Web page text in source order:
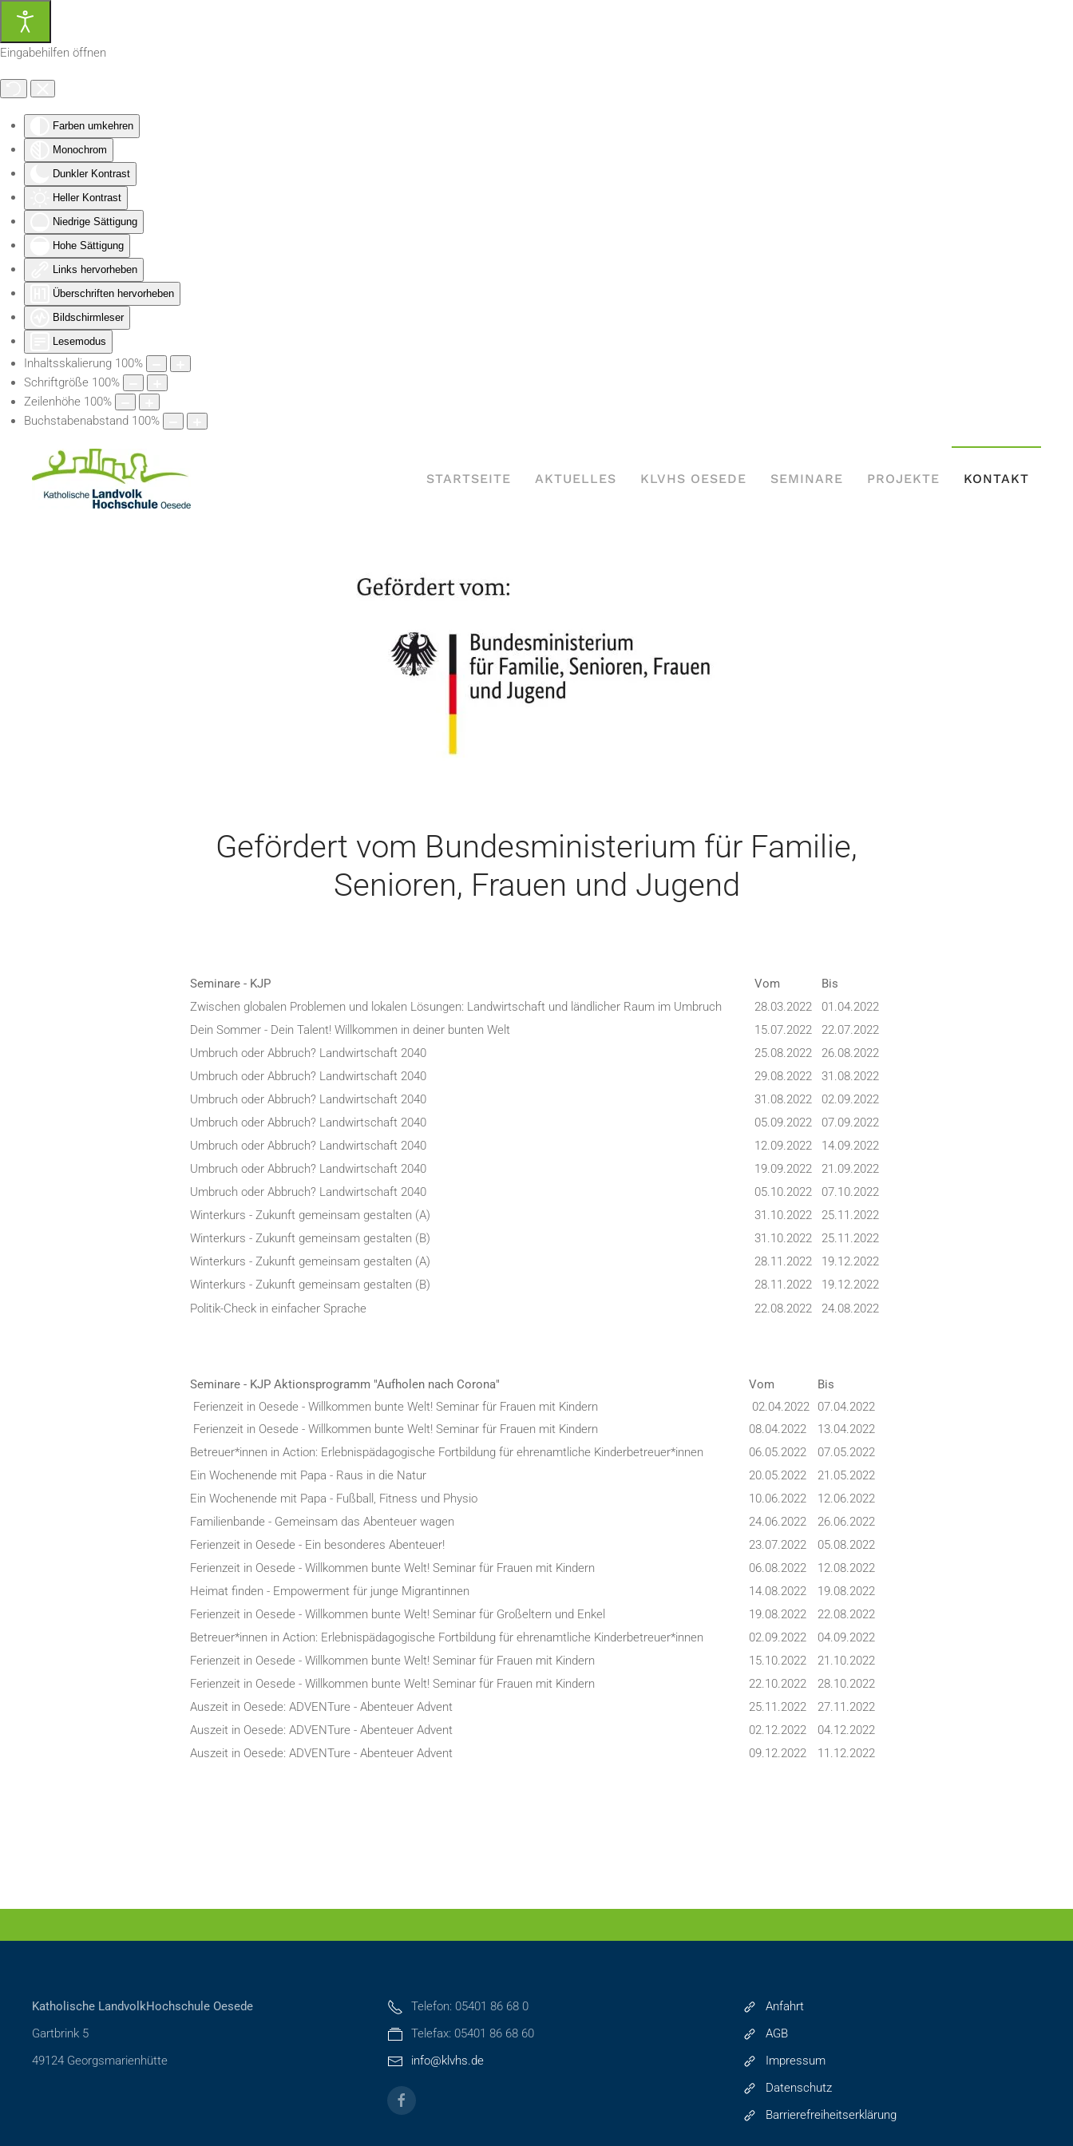
Eingabehilfen öffnen
Farben umkehren
Monochrom
Dunkler Kontrast
Heller Kontrast
Niedrige Sättigung
Hohe Sättigung
Links hervorheben
Überschriften hervorheben
Bildschirmleser
Lesemodus
Inhaltsskalierung 100%
Schriftgröße 100%
Zeilenhöhe 100%
Buchstabenabstand 100%
Zum Hauptinhalt springen
STARTSEITE AKTUELLES KLVHS OESEDE SEMINARE PROJEKTE KONTAKT
Gefördert vom Bundesministerium für Familie,
Senioren, Frauen und Jugend
Seminare - KJP Vom
Bis
Zwischen globalen Problemen und lokalen Lösungen: Landwirtschaft und ländlicher Raum im Umbruch
28.03.2022
01.04.2022
Dein Sommer - Dein Talent! Willkommen in deiner bunten Welt
15.07.2022
22.07.2022
Umbruch oder Abbruch? Landwirtschaft 2040
25.08.2022
26.08.2022
Umbruch oder Abbruch? Landwirtschaft 2040
29.08.2022
31.08.2022
Umbruch oder Abbruch? Landwirtschaft 2040
31.08.2022
02.09.2022
Umbruch oder Abbruch? Landwirtschaft 2040
05.09.2022
07.09.2022
Umbruch oder Abbruch? Landwirtschaft 2040
12.09.2022
14.09.2022
Umbruch oder Abbruch? Landwirtschaft 2040
19.09.2022
21.09.2022
Umbruch oder Abbruch? Landwirtschaft 2040
05.10.2022
07.10.2022
Winterkurs - Zukunft gemeinsam gestalten (A)
31.10.2022
25.11.2022
Winterkurs - Zukunft gemeinsam gestalten (B)
31.10.2022
25.11.2022
Winterkurs - Zukunft gemeinsam gestalten (A)
28.11.2022
19.12.2022
Winterkurs - Zukunft gemeinsam gestalten (B)
28.11.2022
19.12.2022
Politik-Check in einfacher Sprache
22.08.2022 24.08.2022
Seminare - KJP Aktionsprogramm "Aufholen nach Corona" Vom
Bis
Ferienzeit in Oesede - Willkommen bunte Welt! Seminar für Frauen mit Kindern
02.04.2022
07.04.2022
Ferienzeit in Oesede - Willkommen bunte Welt! Seminar für Frauen mit Kindern
08.04.2022
13.04.2022
Betreuer*innen in Action: Erlebnispädagogische Fortbildung für ehrenamtliche Kinderbetreuer*innen
06.05.2022
07.05.2022
Ein Wochenende mit Papa - Raus in die Natur
20.05.2022
21.05.2022
Ein Wochenende mit Papa - Fußball, Fitness und Physio
10.06.2022
12.06.2022
Familienbande - Gemeinsam das Abenteuer wagen
24.06.2022
26.06.2022
Ferienzeit in Oesede - Ein besonderes Abenteuer!
23.07.2022
05.08.2022
Ferienzeit in Oesede - Willkommen bunte Welt! Seminar für Frauen mit Kindern
06.08.2022
12.08.2022
Heimat finden - Empowerment für junge Migrantinnen
14.08.2022
19.08.2022
Ferienzeit in Oesede - Willkommen bunte Welt! Seminar für Großeltern und Enkel
19.08.2022
22.08.2022
Betreuer*innen in Action: Erlebnispädagogische Fortbildung für ehrenamtliche Kinderbetreuer*innen
02.09.2022
04.09.2022
Ferienzeit in Oesede - Willkommen bunte Welt! Seminar für Frauen mit Kindern
15.10.2022
21.10.2022
Ferienzeit in Oesede - Willkommen bunte Welt! Seminar für Frauen mit Kindern
22.10.2022
28.10.2022
Auszeit in Oesede: ADVENTure - Abenteuer Advent
25.11.2022
27.11.2022
Auszeit in Oesede: ADVENTure - Abenteuer Advent
02.12.2022
04.12.2022
Auszeit in Oesede: ADVENTure - Abenteuer Advent
09.12.2022 11.12.2022
Katholische LandvolkHochschule Oesede
Gartbrink 5
49124 Georgsmarienhütte
Telefon: 05401 86 68 0
Telefax: 05401 86 68 60
info@klvhs.de
Anfahrt
AGB
Impressum
Datenschutz
Barrierefreiheitserklärung